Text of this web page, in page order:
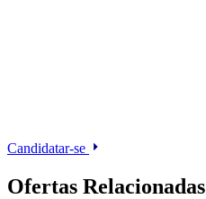
Candidatar-se
Ofertas Relacionadas